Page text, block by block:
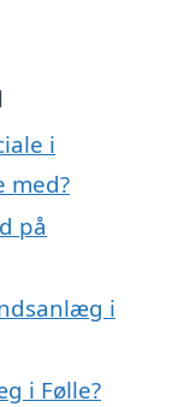
i
med?
på
i
i Følle?